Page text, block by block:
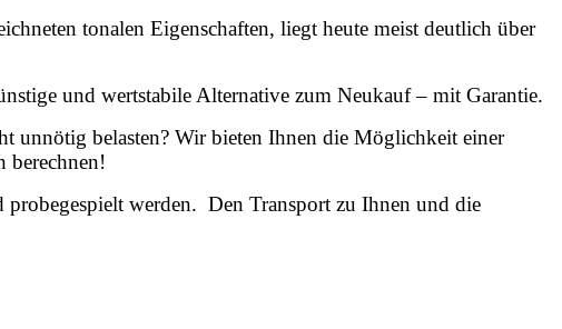
tonalen Eigenschaften, liegt heute meist deutlich über
und wertstabile Alternative zum Neukauf – mit Garantie.
unnötig belasten? Wir bieten Ihnen die Möglichkeit einer
berechnen!
probegespielt werden. Den Transport zu Ihnen und die